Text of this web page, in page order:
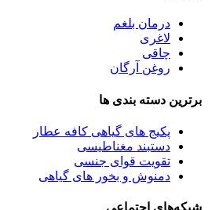
درمان بلغم
لاغری
چاقی
روغن آرگان
برترین‌ دسته بندی ها
پکیج های گیاهی کافه عطار
دستبند مغناطیسی
تقویت قوای جنسی
دمنوش و بخور های گیاهی